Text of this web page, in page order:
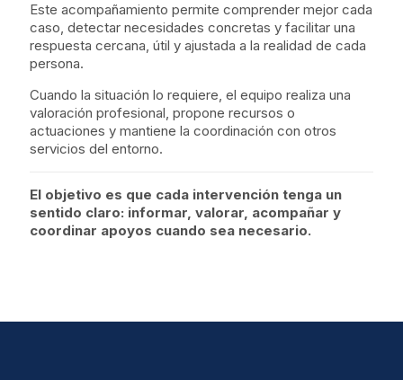
Este acompañamiento permite comprender mejor cada
caso, detectar necesidades concretas y facilitar una
respuesta cercana, útil y ajustada a la realidad de cada
persona.
Cuando la situación lo requiere, el equipo realiza una
valoración profesional, propone recursos o
actuaciones y mantiene la coordinación con otros
servicios del entorno.
El objetivo es que cada intervención tenga un
sentido claro: informar, valorar, acompañar y
coordinar apoyos cuando sea necesario.